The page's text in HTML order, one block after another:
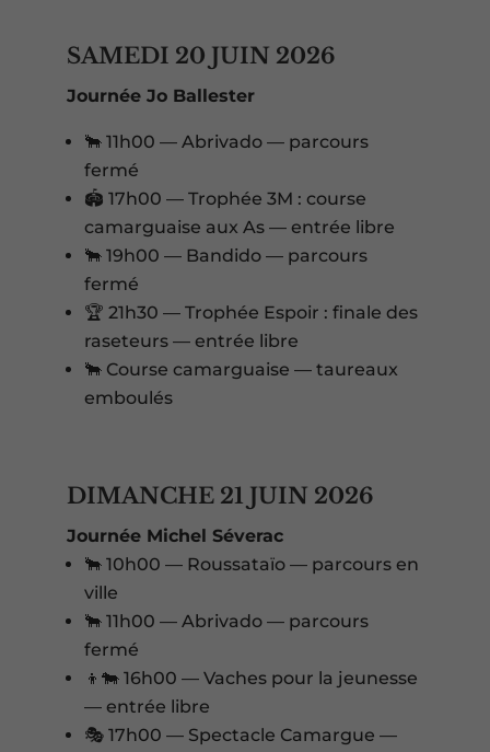
SAMEDI 20 JUIN 2026
Journée Jo Ballester
🐂 11h00 — Abrivado — parcours
fermé
🏟️ 17h00 — Trophée 3M : course
camarguaise aux As — entrée libre
🐂 19h00 — Bandido — parcours
fermé
🏆 21h30 — Trophée Espoir : finale des
raseteurs — entrée libre
🐂 Course camarguaise — taureaux
emboulés
DIMANCHE 21 JUIN 2026
Journée Michel Séverac
🐂 10h00 — Roussataïo — parcours en
ville
🐂 11h00 — Abrivado — parcours
fermé
👦🐄 16h00 — Vaches pour la jeunesse
— entrée libre
🎭 17h00 — Spectacle Camargue —